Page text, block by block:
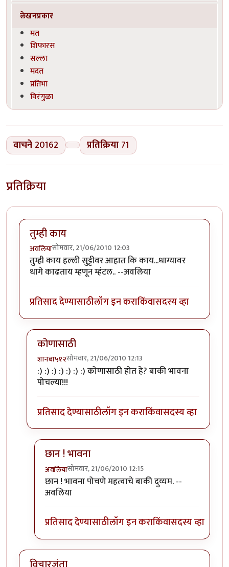
लेखनप्रकार
मत
शिफारस
सल्ला
मदत
प्रतिभा
विरंगुळा
वाचने 20162 प्रतिक्रिया 71
प्रतिक्रिया
तुम्ही काय
अवलियासोमवार, 21/06/2010 12:03
तुम्ही काय हल्ली सुट्टीवर आहात कि काय...धाग्यावर
धागे काढताय म्हणून म्हंटल.. --अवलिया
प्रतिसाद देण्यासाठीलॉग इन कराकिंवासदस्य व्हा
कोणासाठी
शानबा५१२सोमवार, 21/06/2010 12:13
In reply toतुम्ही कायbyअवलिया
:) :) :) :) :) :) :) कोणासाठी होत हे? बाकी भावना
पोचल्या!!!
प्रतिसाद देण्यासाठीलॉग इन कराकिंवासदस्य व्हा
छान ! भावना
अवलियासोमवार, 21/06/2010 12:15
In reply toकोणासाठीbyशानबा५१२
छान ! भावना पोचणे महत्वाचे बाकी दुय्यम. --
अवलिया
प्रतिसाद देण्यासाठीलॉग इन कराकिंवासदस्य व्हा